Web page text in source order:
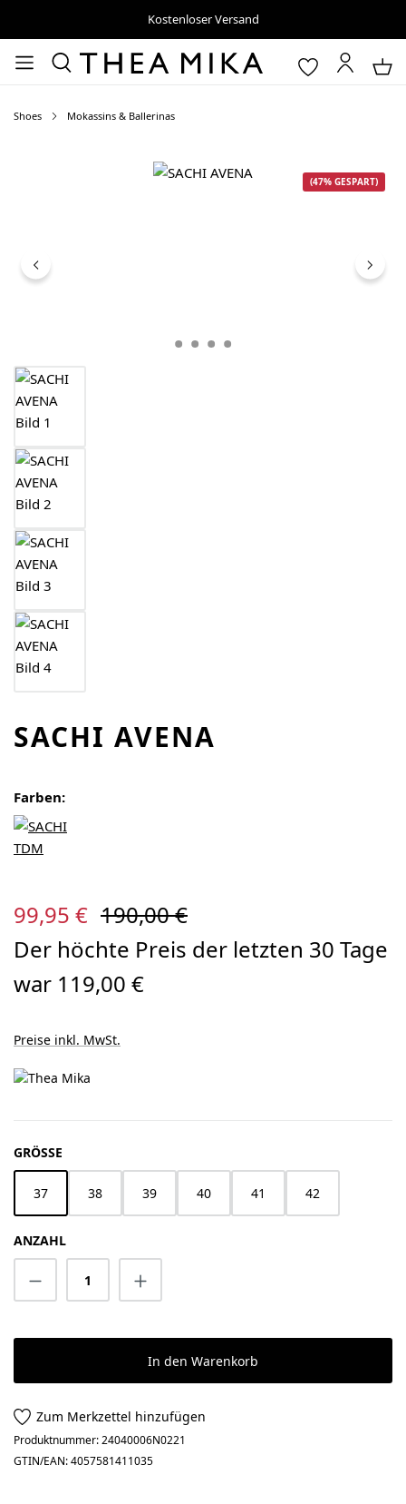
Kostenloser Versand
Shoes Mokassins & Ballerinas
Bildergalerie überspringen
(47% GESPART)
SACHI AVENA
Farben:
Verkaufspreis:
99,95 € Regulärer Preis:
190,00 €
Der höchte Preis der letzten 30 Tage
war 119,00 €
Preise inkl. MwSt.
GRÖSSE
37 38 39 40 41 42
ANZAHL
Produkt Anzahl: Gib den gewünschten
In den Warenkorb
Zum Merkzettel hinzufügen
Produktnummer:24040006N0221
GTIN/EAN:4057581411035